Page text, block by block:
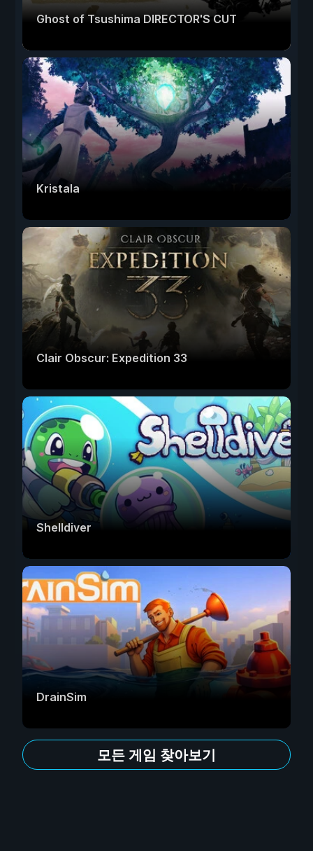
Ghost of Tsushima DIRECTOR'S CUT
Kristala
Clair Obscur: Expedition 33
Shelldiver
DrainSim
모든 게임 찾아보기